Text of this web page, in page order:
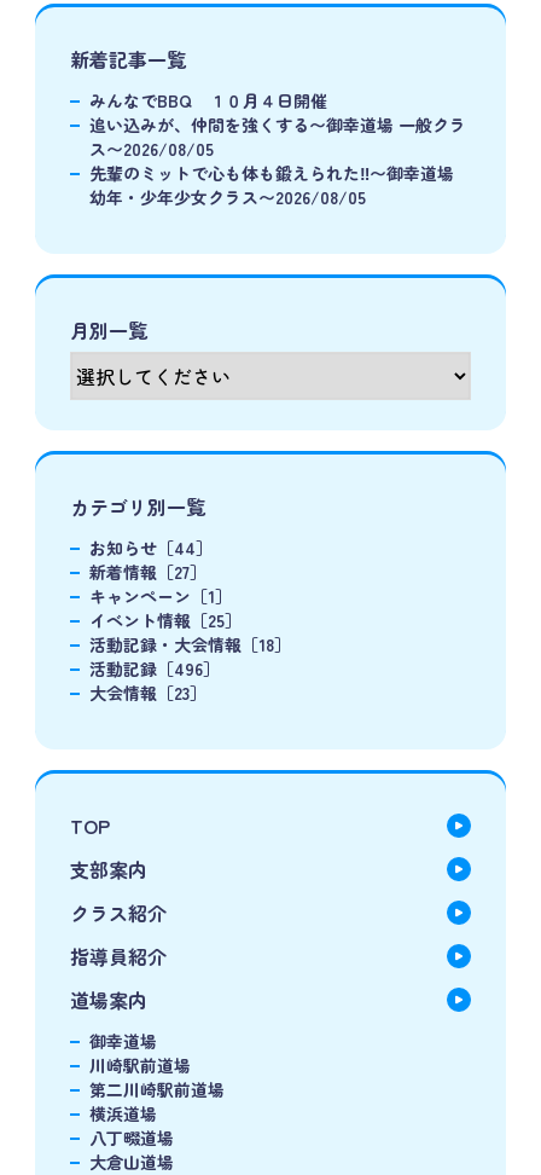
新着記事一覧
みんなでBBQ １０月４日開催
追い込みが、仲間を強くする〜御幸道場 一般クラ
ス〜2026/08/05
先輩のミットで心も体も鍛えられた‼️〜御幸道場
幼年・少年少女クラス〜2026/08/05
月別一覧
カテゴリ別一覧
お知らせ［44］
新着情報［27］
キャンペーン［1］
イベント情報［25］
活動記録・大会情報［18］
活動記録［496］
大会情報［23］
TOP
支部案内
クラス紹介
指導員紹介
道場案内
御幸道場
川崎駅前道場
第二川崎駅前道場
横浜道場
八丁畷道場
大倉山道場